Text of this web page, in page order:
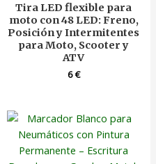
Tira LED flexible para
moto con 48 LED: Freno,
Posición y Intermitentes
para Moto, Scooter y
ATV
6€